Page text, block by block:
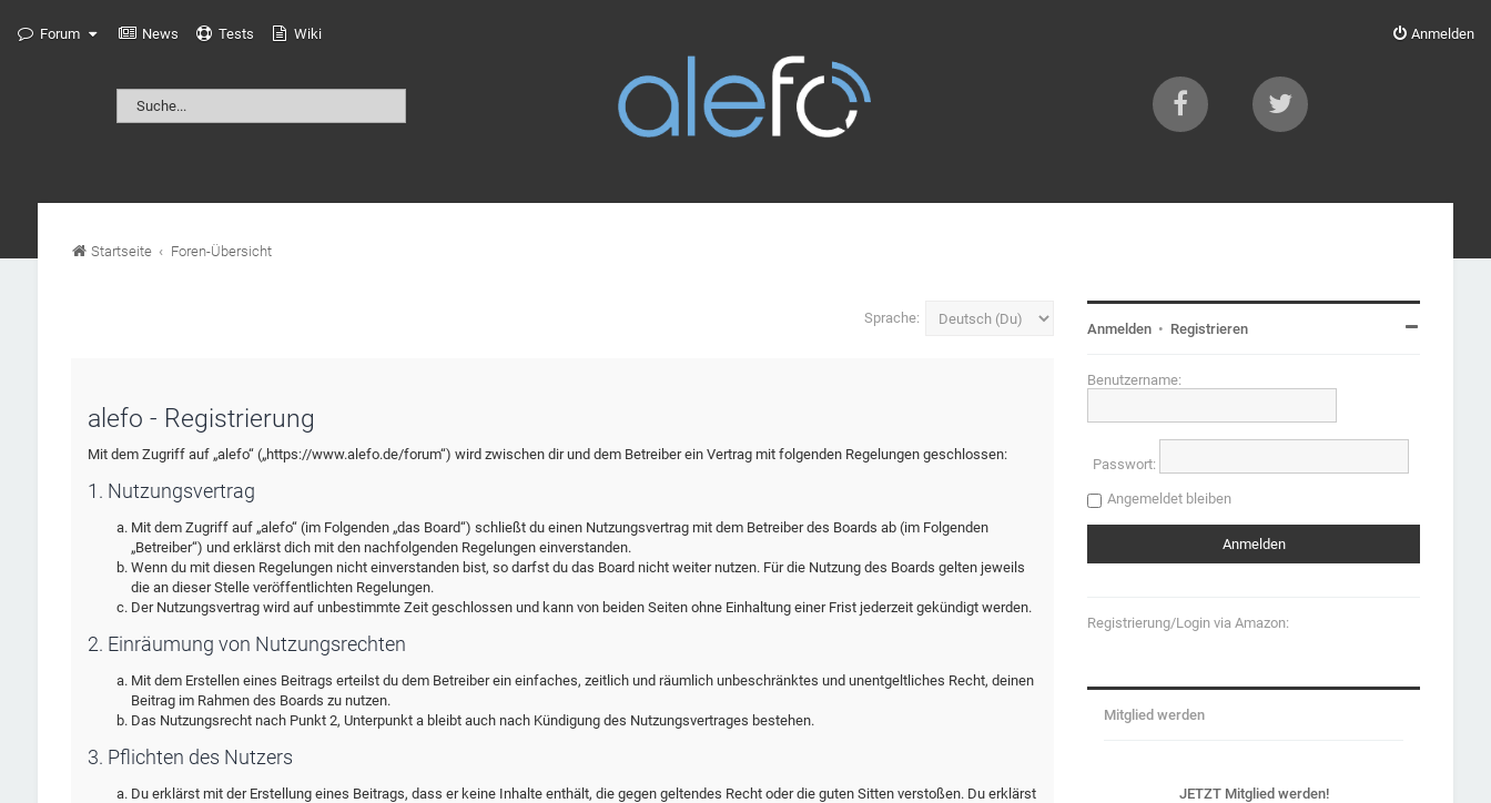
Forum News Tests Wiki Anmelden
Startseite Foren-Übersicht
Sprache:
alefo - Registrierung
Mit dem Zugriff auf „alefo“ („https://www.alefo.de/forum“) wird zwischen dir und dem Betreiber ein Vertrag mit folgenden Regelungen geschlossen:
1. Nutzungsvertrag
Mit dem Zugriff auf „alefo“ (im Folgenden „das Board“) schließt du einen Nutzungsvertrag mit dem Betreiber des Boards ab (im Folgenden
„Betreiber“) und erklärst dich mit den nachfolgenden Regelungen einverstanden.
Wenn du mit diesen Regelungen nicht einverstanden bist, so darfst du das Board nicht weiter nutzen. Für die Nutzung des Boards gelten jeweils
die an dieser Stelle veröffentlichten Regelungen.
Der Nutzungsvertrag wird auf unbestimmte Zeit geschlossen und kann von beiden Seiten ohne Einhaltung einer Frist jederzeit gekündigt werden.
2. Einräumung von Nutzungsrechten
Mit dem Erstellen eines Beitrags erteilst du dem Betreiber ein einfaches, zeitlich und räumlich unbeschränktes und unentgeltliches Recht, deinen
Beitrag im Rahmen des Boards zu nutzen.
Das Nutzungsrecht nach Punkt 2, Unterpunkt a bleibt auch nach Kündigung des Nutzungsvertrages bestehen.
3. Pflichten des Nutzers
Du erklärst mit der Erstellung eines Beitrags, dass er keine Inhalte enthält, die gegen geltendes Recht oder die guten Sitten verstoßen. Du erklärst
Anmelden • Registrieren
Benutzername:
Passwort:
Angemeldet bleiben
Registrierung/Login via Amazon:
Mitglied werden
JETZT Mitglied werden!